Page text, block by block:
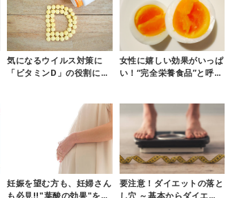
気になるウイルス対策に
「ビタミンD」の役割に注
女性に嬉しい効果がいっぱ
い！“完全栄養食品”と呼ば
妊娠を望む方も、妊婦さん
も必見!!"葉酸の効果"をお
要注意！ダイエットの落と
し穴 ～基本からダイエッ